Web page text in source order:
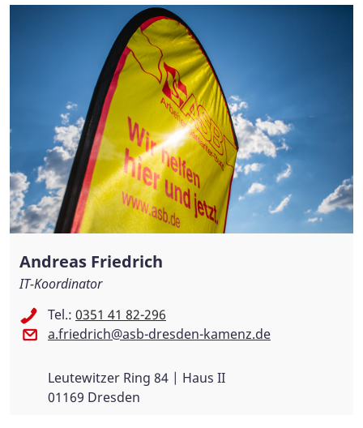
Andreas Friedrich
IT-Koordinator
Tel.: 0351 41 82-296
a.friedrich@asb-dresden-kamenz.de
Leutewitzer Ring 84 | Haus II
01169 Dresden